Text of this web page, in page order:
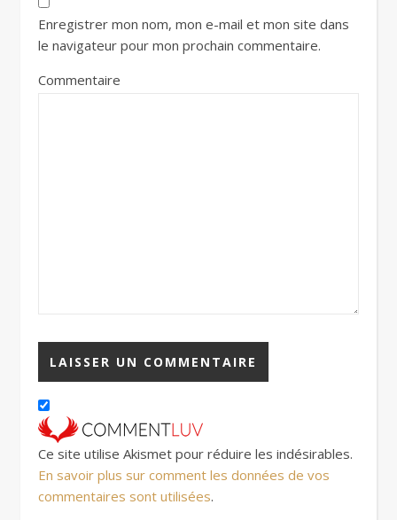
Enregistrer mon nom, mon e-mail et mon site dans
le navigateur pour mon prochain commentaire.
Commentaire
Ce site utilise Akismet pour réduire les indésirables.
En savoir plus sur comment les données de vos
commentaires sont utilisées.